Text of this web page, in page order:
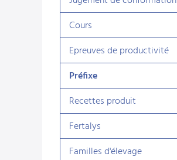
Cours
Epreuves de productivité
Préfixe
Recettes produit
Fertalys
Familles d'élevage